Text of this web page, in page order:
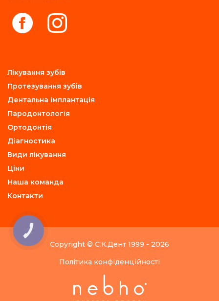
Лікування зубів
Протезування зубів
Дентальна імплантація
Пародонтологія
Ортодонтія
Діагностика
Види лікування
Ціни
Наша команда
Контакти
Copyright © С.К.Дент 1999 - 2026
Політика конфіденційності
КНОПКА
ЗВ'ЯЗКУ